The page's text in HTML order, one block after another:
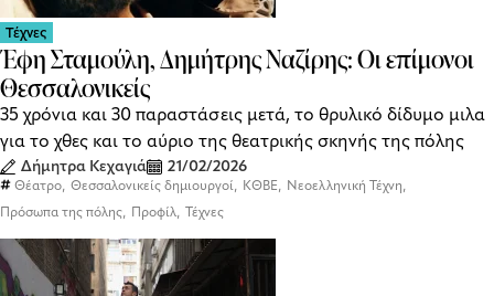
Τέχνες
Έφη Σταμούλη, Δημήτρης Ναζίρης: Οι επίμονοι
Θεσσαλονικείς
35 χρόνια και 30 παραστάσεις μετά, το θρυλικό δίδυμο μιλα
για το χθες και το αύριο της θεατρικής σκηνής της πόλης
Δήμητρα Κεχαγιά 21/02/2026
Θέατρο, Θεσσαλονικείς δημιουργοί, ΚΘΒΕ, Νεοελληνική Τέχνη,
Πρόσωπα της πόλης, Προφίλ, Τέχνες